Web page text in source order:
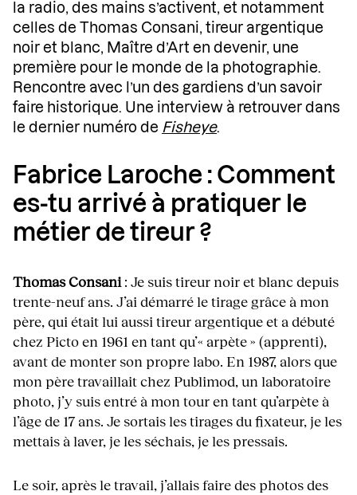
la radio, des mains s’activent, et notamment
celles de Thomas Consani, tireur argentique
noir et blanc, Maître d’Art en devenir, une
première pour le monde de la photographie.
Rencontre avec l’un des gardiens d’un savoir
faire historique. Une interview à retrouver dans
le dernier numéro de Fisheye.
Fabrice Laroche : Comment
es-tu arrivé à pratiquer le
métier de tireur ?
Thomas Consani: Je suis tireur noir et blanc depuis
trente-neuf ans. J’ai démarré le tirage grâce à mon
père, qui était lui aussi tireur argentique et a débuté
chez Picto en 1961 en tant qu’« arpète » (apprenti),
avant de monter son propre labo. En 1987, alors que
mon père travaillait chez Publimod, un laboratoire
photo, j’y suis entré à mon tour en tant qu’arpète à
l’âge de 17 ans. Je sortais les tirages du fixateur, je les
mettais à laver, je les séchais, je les pressais.
Le soir, après le travail, j’allais faire des photos des